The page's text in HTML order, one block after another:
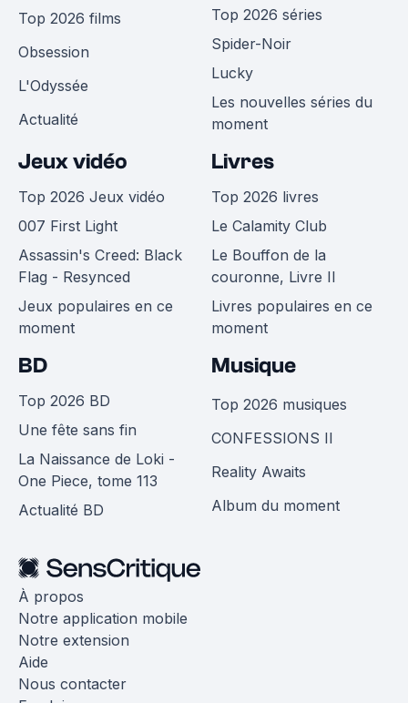
Top 2026 films
Obsession
L'Odyssée
Actualité
Top 2026 séries
Spider-Noir
Lucky
Les nouvelles séries du
moment
Jeux vidéo
Top 2026 Jeux vidéo
007 First Light
Assassin's Creed: Black
Flag - Resynced
Jeux populaires en ce
moment
Livres
Top 2026 livres
Le Calamity Club
Le Bouffon de la
couronne, Livre II
Livres populaires en ce
moment
BD
Top 2026 BD
Une fête sans fin
La Naissance de Loki -
One Piece, tome 113
Actualité BD
Musique
Top 2026 musiques
CONFESSIONS II
Reality Awaits
Album du moment
À propos
Notre application mobile
Notre extension
Aide
Nous contacter